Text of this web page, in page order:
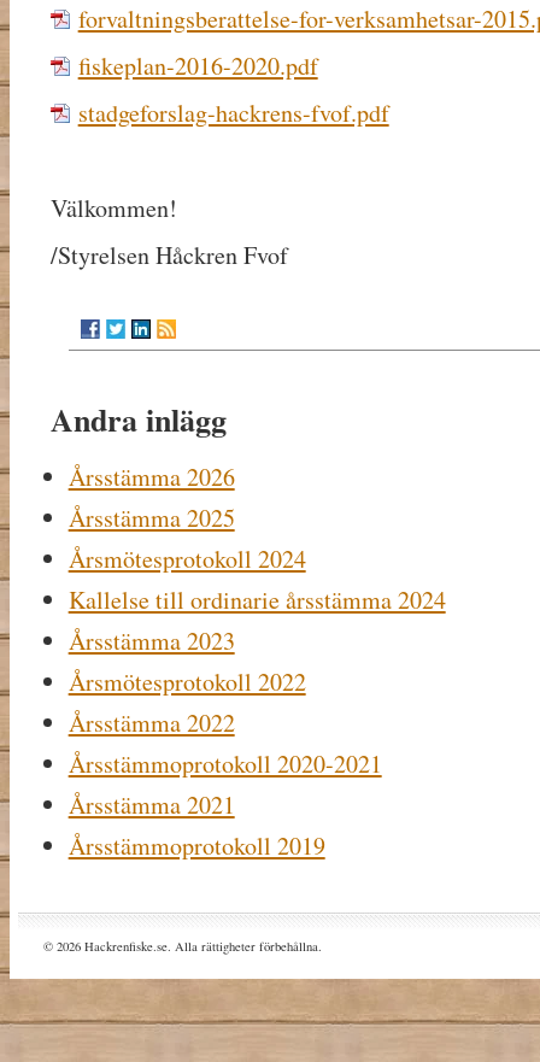
forvaltningsberattelse-for-verksamhetsar-
fiskeplan-2016-2020.pdf
stadgeforslag-hackrens-fvof.pdf
Välkommen!
/Styrelsen Håckren Fvof
Andra inlägg
Årsstämma 2026
Årsstämma 2025
Årsmötesprotokoll 2024
Kallelse till ordinarie årsstämma 2024
Årsstämma 2023
Årsmötesprotokoll 2022
Årsstämma 2022
Årsstämmoprotokoll 2020-2021
Årsstämma 2021
Årsstämmoprotokoll 2019
© 2026 Hackrenfiske.se. Alla rättigheter förbehållna.